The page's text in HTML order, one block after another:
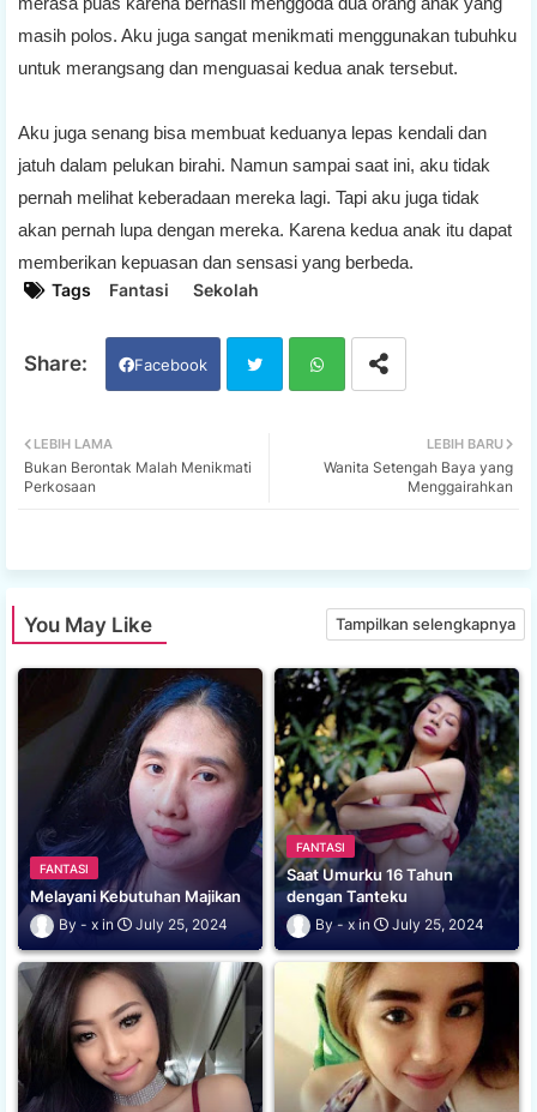
masih polos. Aku juga sangat menikmati menggunakan tubuhku
untuk merangsang dan menguasai kedua anak tersebut.
Aku juga senang bisa membuat keduanya lepas kendali dan
jatuh dalam pelukan birahi. Namun sampai saat ini, aku tidak
pernah melihat keberadaan mereka lagi. Tapi aku juga tidak
akan pernah lupa dengan mereka. Karena kedua anak itu dapat
memberikan kepuasan dan sensasi yang berbeda.
Tags
Fantasi Sekolah
Facebook
tter ats
LEBIH BARU
Wanita Setengah Baya yang
Menggairahkan
LEBIH LAMA
Bukan Berontak Malah Menikmati
Perkosaan
You May Like Tampilkan selengkapnya
FANTASI
Melayani Kebutuhan Majikan
x July 25, 2024
FANTASI
Saat Umurku 16 Tahun
dengan Tanteku
x July 25, 2024